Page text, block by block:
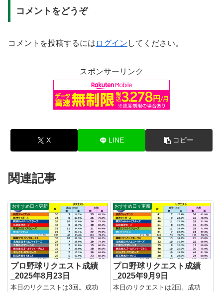
コメントをどうぞ
コメントを投稿するには ログイン してください。
スポンサーリンク
X LINE コピー
関連記事
おすすめ日々更新
プロ野球リクエスト成績
_2025年8月23日
本日のリクエストは3回。成功
おすすめ日々更新
プロ野球リクエスト成績
_2025年9月9日
本日のリクエストは2回。成功